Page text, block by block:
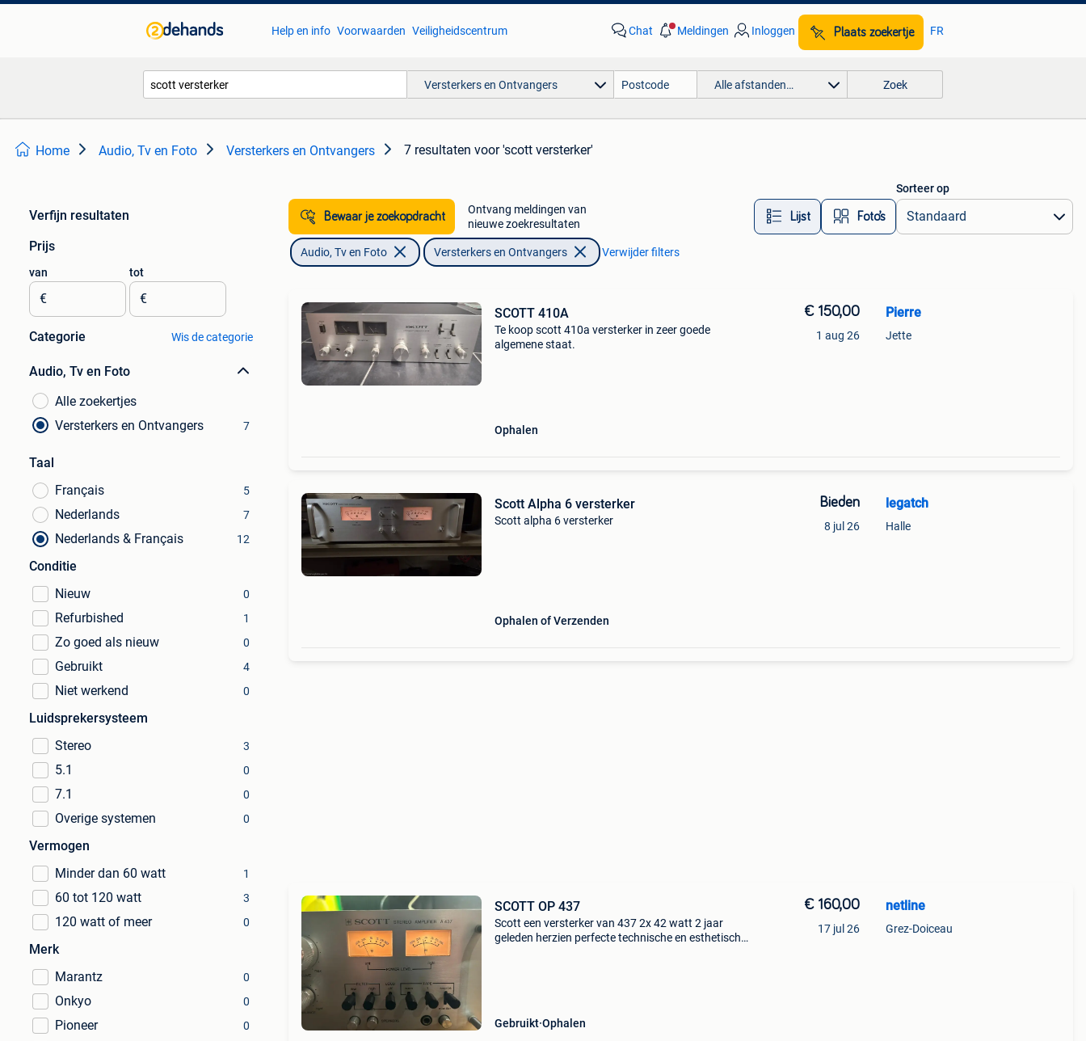
Help en info Voorwaarden Veiligheidscentrum Chat Meldingen Inloggen Plaats zoekertje FR
Versterkers en Ontvangers Alle afstanden… Zoek
Home Audio, Tv en Foto Versterkers en Ontvangers 7 resultaten voor 'scott versterker'
Verfijn resultaten
Prijs
van
€
tot
€
Categorie Wis de categorie
Audio, Tv en Foto
Alle zoekertjes
Versterkers en Ontvangers
7
Taal
Français
5
Nederlands 7
Nederlands & Français 12
Conditie
Nieuw
0
Refurbished 1
Zo goed als nieuw 0
Gebruikt 4
Niet werkend 0
Luidsprekersysteem
Stereo
3
5.1 0
7.1 0
Overige systemen 0
Vermogen
Minder dan 60 watt
1
60 tot 120 watt 3
120 watt of meer 0
Merk
Marantz
0
Onkyo 0
Pioneer 0
Bewaar je zoekopdracht
Ontvang meldingen van
nieuwe zoekresultaten
Lijst Foto’s
Sorteer op
Audio, Tv en Foto Versterkers en Ontvangers Verwijder filters
SCOTT 410A
Te koop scott 410a versterker in zeer goede
algemene staat.
Ophalen
€ 150,00
1 aug 26
Pierre
Jette
Scott Alpha 6 versterker
Scott alpha 6 versterker
Ophalen of Verzenden
Bieden
8 jul 26
legatch
Halle
SCOTT OP 437
Scott een versterker van 437 2x 42 watt 2 jaar
geleden herzien perfecte technische en esthetische
Gebruikt Ophalen
€ 160,00
17 jul 26
netline
Grez-Doiceau